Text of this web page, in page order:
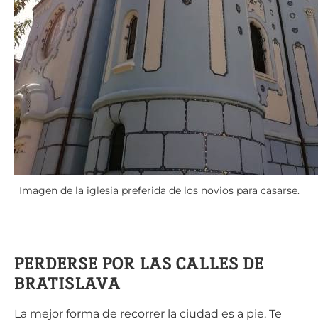
Imagen de la iglesia preferida de los novios para casarse.
PERDERSE POR LAS CALLES DE
BRATISLAVA
La mejor forma de recorrer la ciudad es a pie. Te